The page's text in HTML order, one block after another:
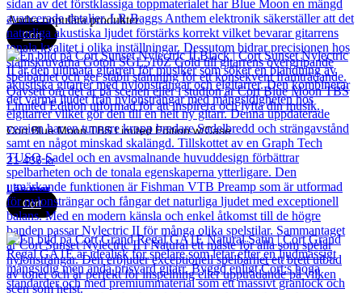
Andra populära produkter
Cort
Cort Blue Moon TBS Limited Edition w/Case
21 435kr
Läs mer
Cort